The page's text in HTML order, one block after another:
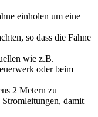
einholen um eine
so dass die Fahne
wie z.B.
oder beim
2 Metern zu
damit